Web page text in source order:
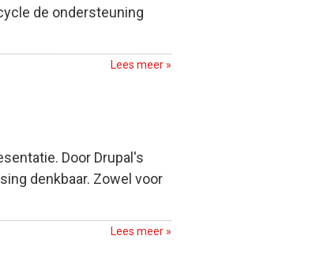
de ondersteuning
Lees meer »
Door Drupal's
denkbaar. Zowel voor
Lees meer »